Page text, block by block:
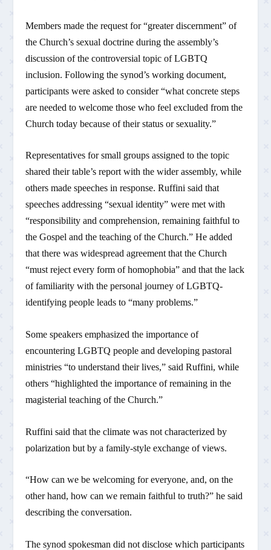
Members made the request for “greater discernment” of
the Church’s sexual doctrine during the assembly’s
discussion of the controversial topic of LGBTQ
inclusion. Following the synod’s working document,
participants were asked to consider “what concrete steps
are needed to welcome those who feel excluded from the
Church today because of their status or sexuality.”
Representatives for small groups assigned to the topic
shared their table’s report with the wider assembly, while
others made speeches in response. Ruffini said that
speeches addressing “sexual identity” were met with
“responsibility and comprehension, remaining faithful to
the Gospel and the teaching of the Church.” He added
that there was widespread agreement that the Church
“must reject every form of homophobia” and that the lack
of familiarity with the personal journey of LGBTQ-
identifying people leads to “many problems.”
Some speakers emphasized the importance of
encountering LGBTQ people and developing pastoral
ministries “to understand their lives,” said Ruffini, while
others “highlighted the importance of remaining in the
magisterial teaching of the Church.”
Ruffini said that the climate was not characterized by
polarization but by a family-style exchange of views.
“How can we be welcoming for everyone, and, on the
other hand, how can we remain faithful to truth?” he said
describing the conversation.
The synod spokesman did not disclose which participants